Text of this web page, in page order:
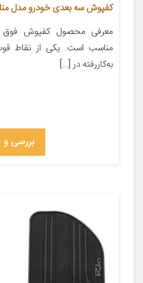
کفپوش سه بعدی خودرو مدل
مناسب است. یکی از نقاط
به‌کاررفته در […]
بررسی